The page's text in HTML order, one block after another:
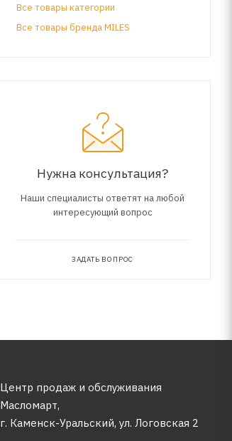
Все товары категории
Все товары бренда MILES
Нужна консультация?
Наши специалисты ответят на любой
интересующий вопрос
ЗАДАТЬ ВОПРОС
Центр продаж и обслуживания
Масломарт,
г. Каменск-Уральский, ул. Логовская 2